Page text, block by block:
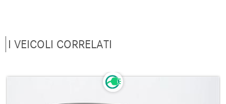
I VEICOLI CORRELATI